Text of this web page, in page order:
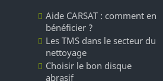
Aide CARSAT : comment en
bénéficier ?
Les TMS dans le secteur du
nettoyage
Choisir le bon disque
abrasif